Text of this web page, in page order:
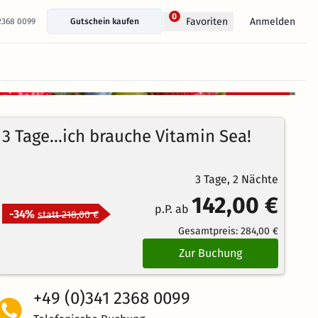
0099 Gutschein kaufen
0 Favoriten Anmelden
Bewertungen
4.7/5
stornierbar
3 Tage...ich brauche Vitamin Sea!
3 Tage, 2 Nächte
-34% statt 218,00 € p.P. ab 142,00 €
Gesamtpreis: 284,00 €
Zur Buchung
+49 (0)341 2368 0099